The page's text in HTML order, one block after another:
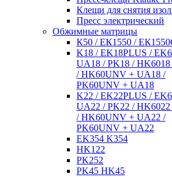
Клещи для снятия
Пресс электрический
Обжимные матрицы
К50 / ЕК1550 /
K18 / EK18PLUS /
UA18 / PK18 /
/ HK60UNV + UA18 /
PK60UNV + UA18
K22 / EK22PLUS /
UA22 / PK22 /
/ HK60UNV + UA22 /
PK60UNV + UA22
EK354 K354
HK122
PK252
PK45 HK45